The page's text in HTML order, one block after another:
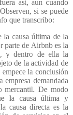
así, aun cuando
si se puede
que transcribo:
la causa última de la
parte de Airbnb es la
y dentro de ella la
de la actividad de
la conclusión
demandada
mercantil. De modo
la causa última y
causa directa es la